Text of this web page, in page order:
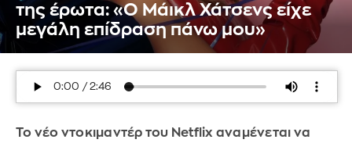
της έρωτα: «Ο Μάικλ Χάτσενς είχε
μεγάλη επίδραση πάνω μου»
Το νέο ντοκιμαντέρ του Netflix αναμένεται να